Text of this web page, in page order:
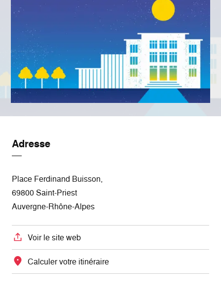
Adresse
Place Ferdinand Buisson,
69800 Saint-Priest
Auvergne-Rhône-Alpes
Voir le site web
Calculer votre itinéraire